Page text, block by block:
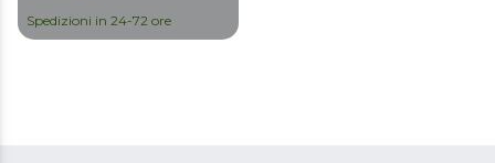
Spedizioni in 24-72 ore